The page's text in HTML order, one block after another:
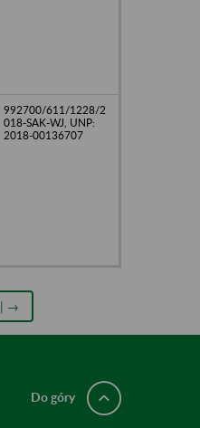
992700/611/1228/2
018-SAK-WJ, UNP:
2018-00136707
| →
Do góry